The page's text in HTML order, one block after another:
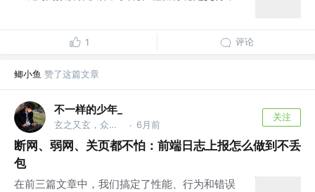
1 评论
鲫小鱼 赞了这篇文章
不一样的少年_
玄之又玄，众妙之门 · 6月前
关注
断网、弱网、关页都不怕：前端日志上报怎么做到不丢
包
在前三篇文章中，我们搞定了性能、行为和错误